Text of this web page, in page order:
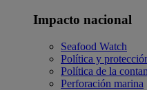
Impacto nacional
Seafood Watch
Política y
Política de la
Perforación marina